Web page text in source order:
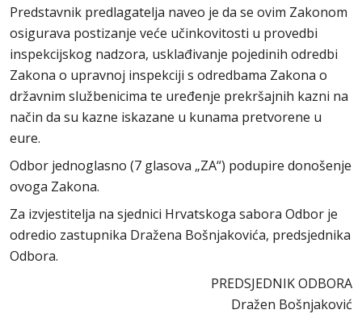
Predstavnik predlagatelja naveo je da se ovim Zakonom
osigurava postizanje veće učinkovitosti u provedbi
inspekcijskog nadzora, usklađivanje pojedinih odredbi
Zakona o upravnoj inspekciji s odredbama Zakona o
državnim službenicima te uređenje prekršajnih kazni na
način da su kazne iskazane u kunama pretvorene u
eure.
Odbor jednoglasno (7 glasova „ZA“) podupire donošenje
ovoga Zakona.
Za izvjestitelja na sjednici Hrvatskoga sabora Odbor je
odredio zastupnika Dražena Bošnjakovića, predsjednika
Odbora.
PREDSJEDNIK ODBORA
Dražen Bošnjaković